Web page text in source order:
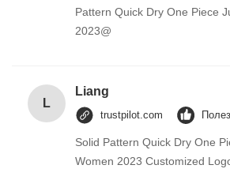
Pattern Quick Dry One Piece
2023@
L
Liang
trustpilot.com
Solid Pattern Quick Dry One
Women 2023 Customized